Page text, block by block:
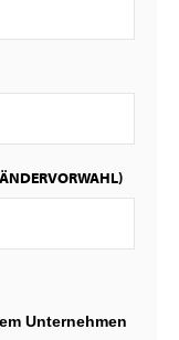
Unternehmen